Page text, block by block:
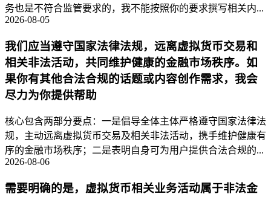
务也是不符合监管要求的，我不能按照你的要求撰写相关内...
2026-08-05
我们应当遵守国家法律法规，远离虚拟货币交易和
相关非法活动，共同维护健康的金融市场秩序。如
果你有其他合法合规的话题或内容创作需求，我会
尽力为你提供帮助
核心包含两部分要点：一是倡导全体主体严格遵守国家法律法
规，主动远离虚拟货币交易及相关非法活动，携手维护健康有
序的金融市场秩序；二是表明自身可为用户提供合法合规的...
2026-08-06
需要明确的是，虚拟货币相关业务活动属于非法金